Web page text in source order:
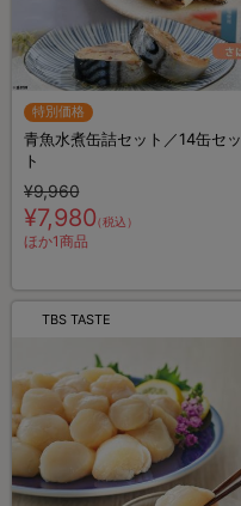
特別価格
青魚水煮缶詰セット／14缶セッ
ト
¥9,960
¥7,980（税込）
ほか1商品
TBS TASTE